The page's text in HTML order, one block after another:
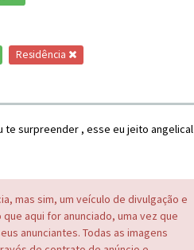
Residência
te surpreender , esse eu jeito angelical
mas sim, um veículo de divulgação e
aqui for anunciado, uma vez que
anunciantes. Todas as imagens